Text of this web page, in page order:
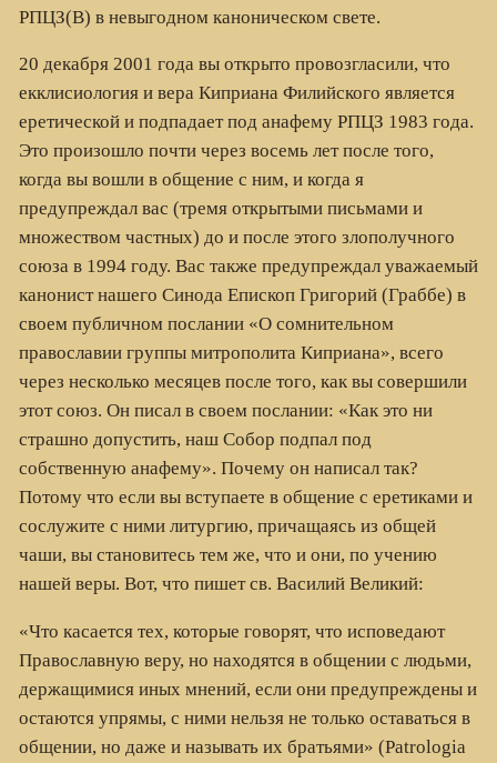
РПЦЗ(В) в невыгодном каноническом свете.
20 декабря 2001 года вы открыто провозгласили, что
екклисиология и вера Киприана Филийского является
еретической и подпадает под анафему РПЦЗ 1983 года.
Это произошло почти через восемь лет после того,
когда вы вошли в общение с ним, и когда я
предупреждал вас (тремя открытыми письмами и
множеством частных) до и после этого злополучного
союза в 1994 году. Вас также предупреждал уважаемый
канонист нашего Синода Епископ Григорий (Граббе) в
своем публичном послании «О сомнительном
православии группы митрополита Киприана», всего
через несколько месяцев после того, как вы совершили
этот союз. Он писал в своем послании: «Как это ни
страшно допустить, наш Собор подпал под
собственную анафему». Почему он написал так?
Потому что если вы вступаете в общение с еретиками и
сослужите с ними литургию, причащаясь из общей
чаши, вы становитесь тем же, что и они, по учению
нашей веры. Вот, что пишет св. Василий Великий:
«Что касается тех, которые говорят, что исповедают
Православную веру, но находятся в общении с людьми,
держащимися иных мнений, если они предупреждены и
остаются упрямы, с ними нельзя не только оставаться в
общении, но даже и называть их братьями» (Patrologia